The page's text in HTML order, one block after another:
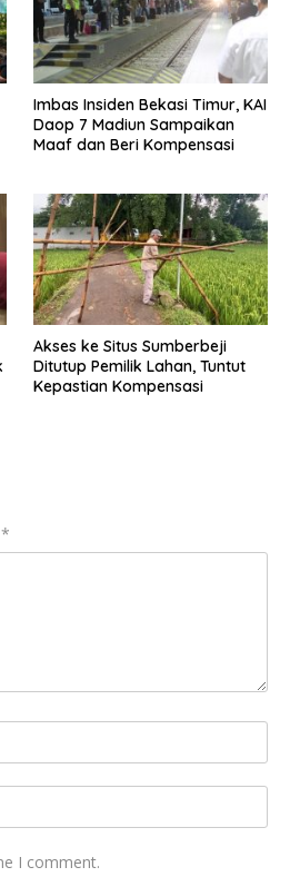
Imbas Insiden Bekasi Timur, KAI
Daop 7 Madiun Sampaikan
Maaf dan Beri Kompensasi
Akses ke Situs Sumberbeji
Ditutup Pemilik Lahan, Tuntut
Kepastian Kompensasi
*
I comment.